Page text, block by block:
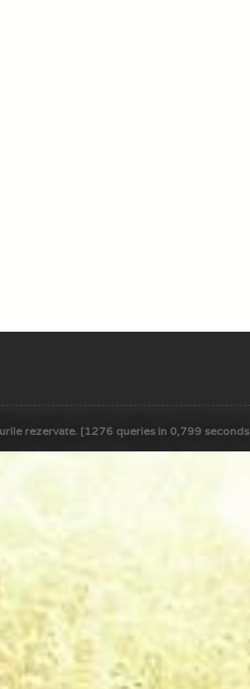
rezervate. [1276 queries in 0,799